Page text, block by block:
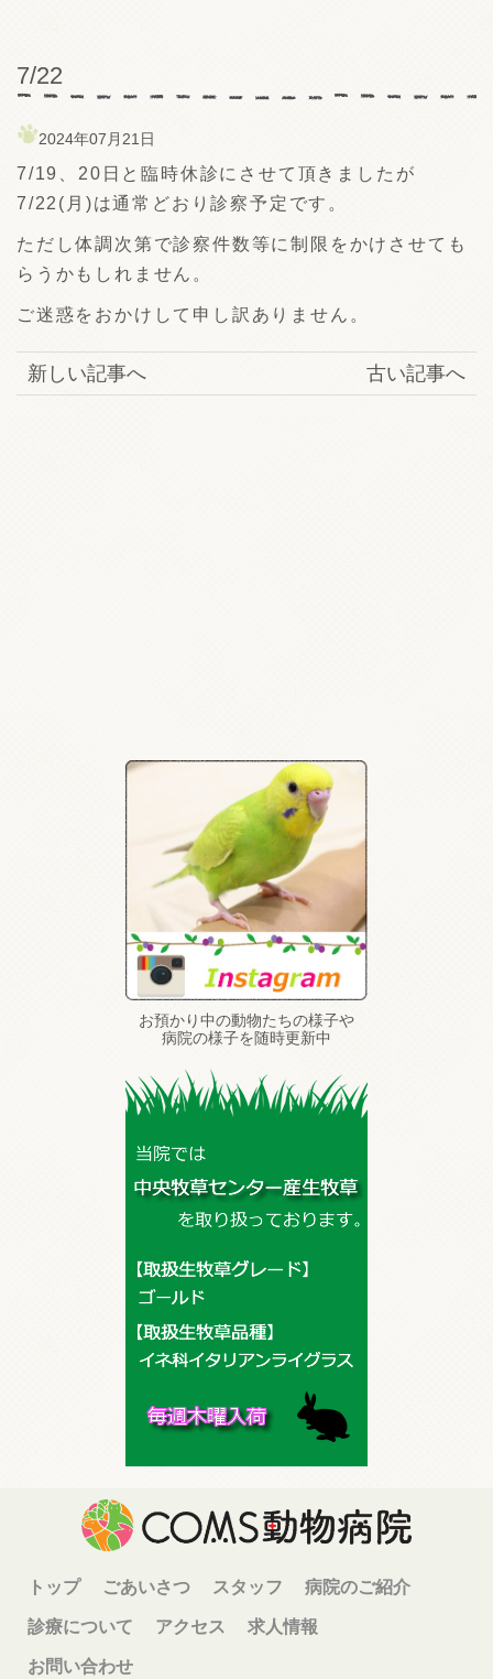
7/22
2024年07月21日
7/19、20日と臨時休診にさせて頂きましたが
7/22(月)は通常どおり診察予定です。
ただし体調次第で診察件数等に制限をかけさせても
らうかもしれません。
ご迷惑をおかけして申し訳ありません。
古い記事へ
新しい記事へ
お預かり中の動物たちの様子や
病院の様子を随時更新中
トップ ごあいさつ スタッフ 病院のご紹介
診療について アクセス 求人情報
お問い合わせ